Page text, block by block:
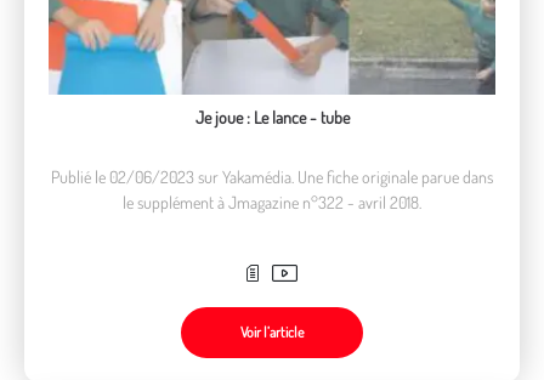
Je joue : Le lance - tube
Publié le 02/06/2023 sur Yakamédia. Une fiche originale parue dans
le supplément à Jmagazine n°322 - avril 2018.
Voir l’article